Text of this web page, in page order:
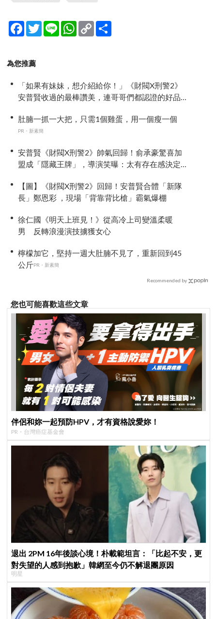
Facebook
TwitterLine WhatsApp
Copy
Link
為您推薦
「如果有妹妹，想介紹給你！」《財閥X刑警2》
安普賢收過的最棒讚美，連哥哥們都認證的好品
肚腩一抓一大把，只需1個雞蛋，用一個瘦一個
PR・新素簡
安普賢《財閥X刑警2》帥氣回歸！俞承豪驚喜加
盟成「隱藏王牌」，導演笑曝：太有存在感決定
【圖】《財閥X刑警2》回歸！安普賢合體「新隊
長」鄭恩彩 ，現場「背靠背比槍」霸氣爆棚
徐仁國《明天上班見！》從高冷上司變溫柔暖
男 反轉浪漫演技擄獲女心
檸檬加它，堅持一週大肚腩不見了，重新回到45
公斤PR・新素簡
Recommended by
您也可能喜歡這些文章
伴侶和妳一起預防HPV，才有資格說愛妳！
PR・台灣癌症基金會
退出 2PM 16年後談心境！朴載範坦言：「比起不安，更
對失望的人感到抱歉」韓網至今仍不解退團原因
明星